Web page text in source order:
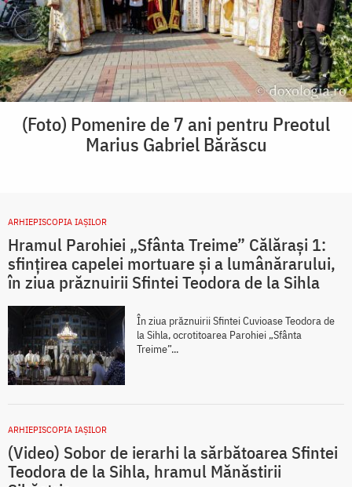
(Foto) Pomenire de 7 ani pentru Preotul
Marius Gabriel Bărăscu
ARHIEPISCOPIA IAŞILOR
Hramul Parohiei „Sfânta Treime” Călărași 1:
sfințirea capelei mortuare și a lumânărarului,
în ziua prăznuirii Sfintei Teodora de la Sihla
În ziua prăznuirii Sfintei Cuvioase Teodora de
la Sihla, ocrotitoarea Parohiei „Sfânta
Treime”...
ARHIEPISCOPIA IAŞILOR
(Video) Sobor de ierarhi la sărbătoarea Sfintei
Teodora de la Sihla, hramul Mănăstirii